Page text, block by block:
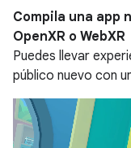
Compila una app
OpenXR o WebXR
Puedes llevar
público nuevo con